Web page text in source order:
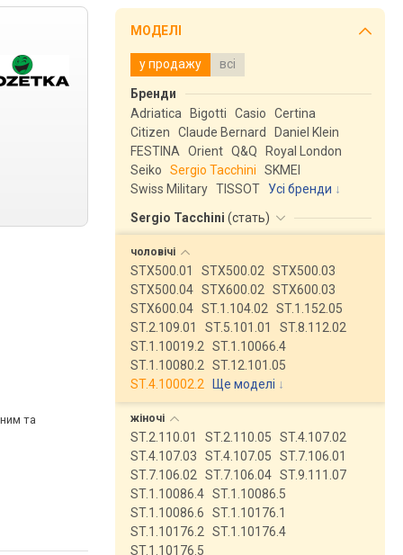
та
МОДЕЛІ
у продажу всі
Бренди
Adriatica
Bigotti Casio
Certina
Citizen
Claude Bernard
Daniel Klein
FESTINA
Orient Q&Q
Royal London
Seiko
Sergio Tacchini
SKMEI
Swiss Military TISSOT
Усі бренди
Sergio Tacchini (стать)
чоловічі
STX500.01 STX500.02
STX500.03
STX500.04 STX600.02
STX600.03
STX600.04 ST.1.104.02
ST.1.152.05
ST.2.109.01
ST.5.101.01
ST.8.112.02
ST.1.10019.2
ST.1.10066.4
ST.1.10080.2
ST.12.101.05
ST.4.10002.2
Ще моделі ↓
жіночі
ST.2.110.01 ST.2.110.05
ST.4.107.02
ST.4.107.03
ST.4.107.05
ST.7.106.01
ST.7.106.02
ST.7.106.04 ST.9.111.07
ST.1.10086.4 ST.1.10086.5
ST.1.10086.6
ST.1.10176.1
ST.1.10176.2
ST.1.10176.4
ST.1.10176.5